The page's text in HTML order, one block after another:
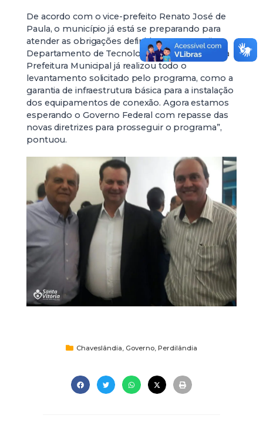
De acordo com o vice-prefeito Renato José de
Paula, o município já está se preparando para
atender as obrigações definidas no termo. “O
Departamento de Tecnologia da Informação da
Prefeitura Municipal já realizou todo o
levantamento solicitado pelo programa, como a
garantia de infraestrutura básica para a instalação
dos equipamentos de conexão. Agora estamos
esperando o Governo Federal com repasse das
novas diretrizes para prosseguir o programa”,
pontuou.
Chaveslândia, Governo, Perdilândia